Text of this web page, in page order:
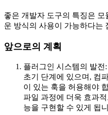
좋은 개발자 도구의 특징은
운 방식의 사용이 가능하다는
앞으로의 계획
플러그인 시스템의 발전
초기 단계에 있으며, 컴
이 있는 훅을 허용해야
파일 과정에 더욱 효과
능을 구현할 수 있게 됩